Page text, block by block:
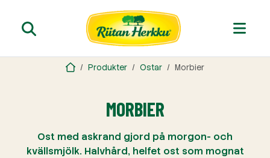
Produkter Ostar Morbier
MORBIER
Ost med askrand gjord på morgon- och
kvällsmjölk. Halvhård, helfet ost som mognat